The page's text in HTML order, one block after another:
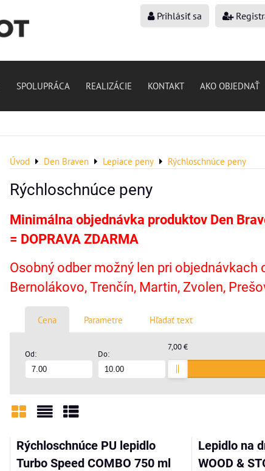
Prihlásiť sa
SPOLUPRÁCA REALIZÁCIE KONTAKT AKO OBJEDNAŤ
Úvod Den Braven Lepiace peny Rýchloschnúce peny
Rýchloschnúce peny
Minimálna objednávka produktov Den
= DOPRAVA ZDARMA
Osobný odber možný len pri objednávkach
Bernolákovo, Trenčín, Martin, Zvolen,
Cena Parametre Hľadať text
Od: Do:
7,00 €
Mriežka
Rýchloschnúce PU lepidlo
Turbo Speed ​​COMBO 750 ml
Lepidlo na
WOOD &